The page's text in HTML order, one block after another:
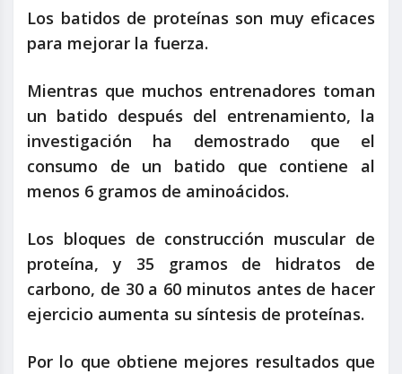
Los batidos de proteínas son muy eficaces
para mejorar la fuerza.
Mientras que muchos entrenadores toman
un batido después del entrenamiento, la
investigación ha demostrado que el
consumo de un batido que contiene al
menos 6 gramos de aminoácidos.
Los bloques de construcción muscular de
proteína, y 35 gramos de hidratos de
carbono, de 30 a 60 minutos antes de hacer
ejercicio aumenta su síntesis de proteínas.
Por lo que obtiene mejores resultados que